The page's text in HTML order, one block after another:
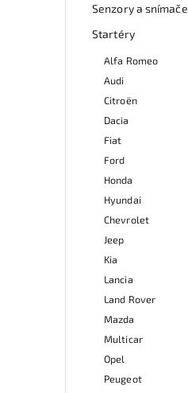
Senzory a snímače
Startéry
Alfa Romeo
Audi
Citroën
Dacia
Fiat
Ford
Honda
Hyundai
Chevrolet
Jeep
Kia
Lancia
Land Rover
Mazda
Multicar
Opel
Peugeot